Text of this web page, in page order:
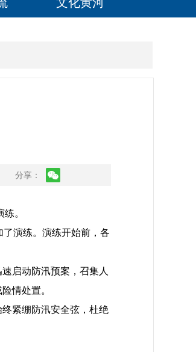
分享：
。
演练。演练开始前，各
启动防汛预案，召集人
情处置。
紧绷防汛安全弦，杜绝